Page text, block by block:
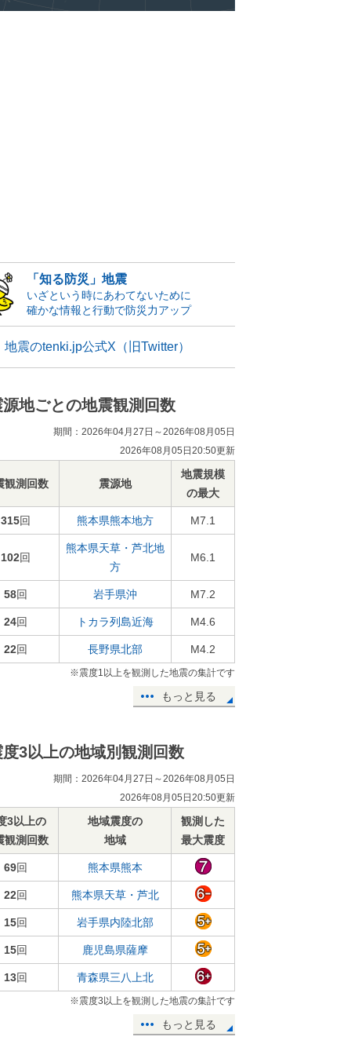
「知る防災」地震
いざという時にあわてないために
確かな情報と行動で防災力アップ
地震のtenki.jp公式X（旧Twitter）
源地ごとの地震観測回数
期間：2026年04月27日～2026年08月05日
2026年08月05日20:50更新
観測回数 震源地
地震規模
の最大
315回 熊本県熊本地方 M7.1
102回
熊本県天草・芦北地
方
M6.1
58回 岩手県沖 M7.2
24回 トカラ列島近海 M4.6
22回 長野県北部 M4.2
※震度1以上を観測した地震の集計です
もっと見る
度3以上の地域別観測回数
期間：2026年04月27日～2026年08月05日
2026年08月05日20:50更新
3以上の
観測回数
地域震度の
地域
観測した
最大震度
69回 熊本県熊本
22回 熊本県天草・芦北
15回 岩手県内陸北部
15回 鹿児島県薩摩
13回 青森県三八上北
※震度3以上を観測した地震の集計です
もっと見る